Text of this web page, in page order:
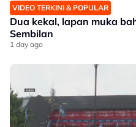
VIDEO TERKINI & POPULAR
Dua kekal, lapan muka
Sembilan
1 day ago